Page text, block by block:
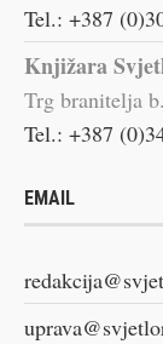
Tel.: +387
Knjižara
Trg branitelja
Tel.: +387
EMAIL